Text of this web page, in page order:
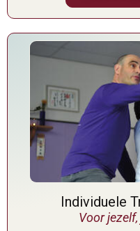
Individuele
Voor